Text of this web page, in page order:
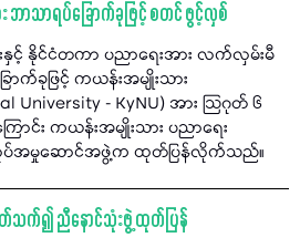
ာသာရပ်ခြောက်ခုဖြင့် စတင် ဖွင့်လှစ်
နှင့် နိုင်ငံတကာ ပညာရေးအား လက်လှမ်းမီ
က်ခုဖြင့် ကယန်းအမျိုးသား
- KyNU) အား သြဂုတ် ၆
ာင်း ကယန်းအမျိုးသား ပညာရေး
ပ်အမှုဆောင်အဖွဲ့က ထုတ်ပြန်လိုက်သည်။
သက်၍ ညီနောင်သုံးဖွဲ့ ထုတ်ပြန်